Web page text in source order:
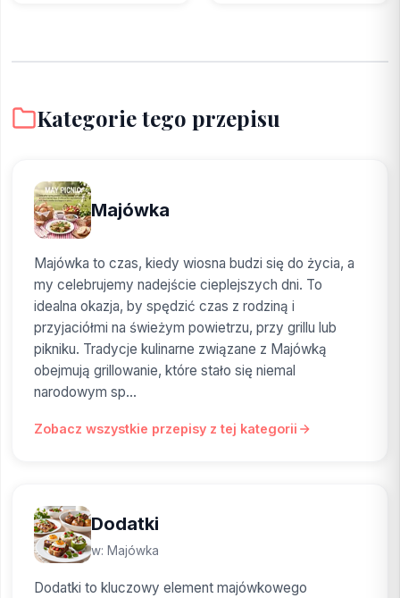
Kategorie tego przepisu
Majówka
Majówka to czas, kiedy wiosna budzi się do życia, a
my celebrujemy nadejście cieplejszych dni. To
idealna okazja, by spędzić czas z rodziną i
przyjaciółmi na świeżym powietrzu, przy grillu lub
pikniku. Tradycje kulinarne związane z Majówką
obejmują grillowanie, które stało się niemal
narodowym sp...
Zobacz wszystkie przepisy z tej kategorii
Dodatki
w: Majówka
Dodatki to kluczowy element majówkowego